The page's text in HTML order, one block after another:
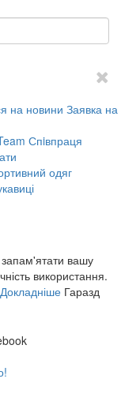
на новини Заявка на
Спiвпраця
одяг
вашу
використання.
Докладніше Гаразд